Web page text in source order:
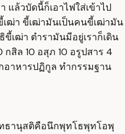
แล้วบัดนี้ก็เอาไฟใส่เข้าไป
เฒ่า ขี้เฒ่ามันเป็นคนขี้เฒ่ามัน
เฒ่า ตำรามันมีอยู่เราก็เดิน
กสิล 10 อสุภ 10 อรูปสาร 4
าหารปฏิกูล ทำกรรมฐาน
ธานุสติคือนึกพุทโธพุทโอพุ